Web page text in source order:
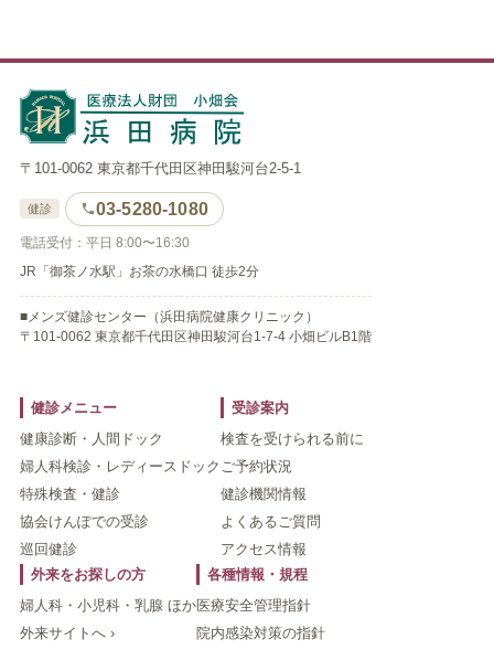
〒101-0062 東京都千代田区神田駿河台2-5-1
健診 03-5280-1080
電話受付：平日 8:00〜16:30
JR「御茶ノ水駅」お茶の水橋口 徒歩2分
■メンズ健診センター（浜田病院健康クリニック）
〒101-0062 東京都千代田区神田駿河台1-7-4 小畑ビルB1階
健診メニュー
健康診断・人間ドック
婦人科検診・レディースドック
特殊検査・健診
協会けんぽでの受診
巡回健診
受診案内
検査を受けられる前に
ご予約状況
健診機関情報
よくあるご質問
アクセス情報
外来をお探しの方
婦人科・小児科・乳腺 ほか
外来サイトへ ›
各種情報・規程
医療安全管理指針
院内感染対策の指針